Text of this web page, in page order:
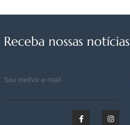
Receba nossas notícias